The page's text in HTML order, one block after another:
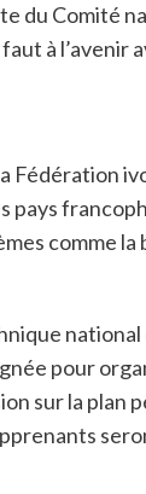
du Comité
à
Fédération
pays
comme la
national
pour
sur la